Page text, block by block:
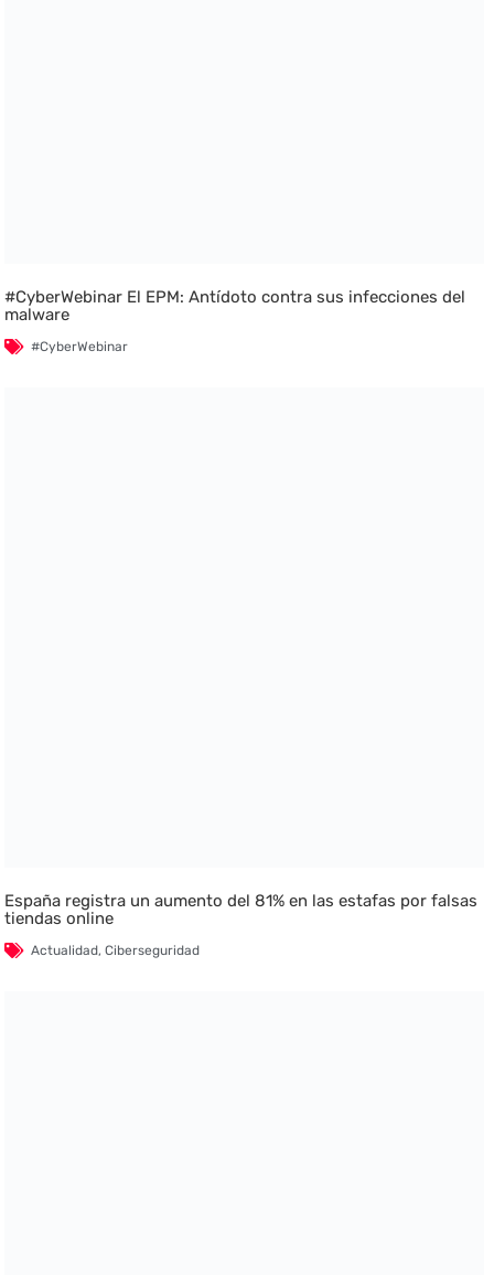
#CyberWebinar El EPM: Antídoto contra sus infecciones del
malware
#CyberWebinar
España registra un aumento del 81% en las estafas por falsas
tiendas online
Actualidad,Ciberseguridad